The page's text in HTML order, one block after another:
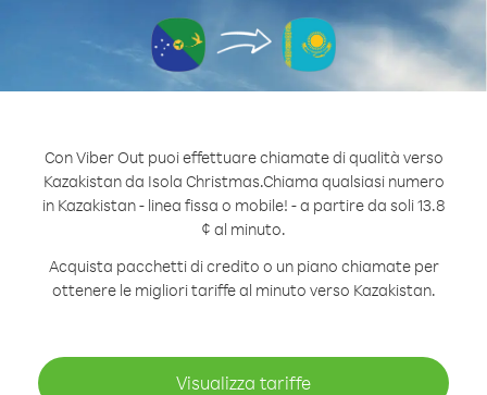
Con Viber Out puoi effettuare chiamate di qualità verso
Kazakistan da Isola Christmas.Chiama qualsiasi numero
in Kazakistan - linea fissa o mobile! - a partire da soli 13.8
¢ al minuto.
Acquista pacchetti di credito o un piano chiamate per
ottenere le migliori tariffe al minuto verso Kazakistan.
Visualizza tariffe